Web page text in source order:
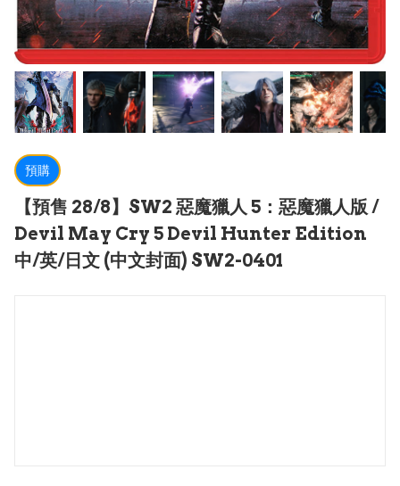
預購
【預售 28/8】SW2 惡魔獵人 5：惡魔獵人版 /
Devil May Cry 5 Devil Hunter Edition
中/英/日文 (中文封面) SW2-0401